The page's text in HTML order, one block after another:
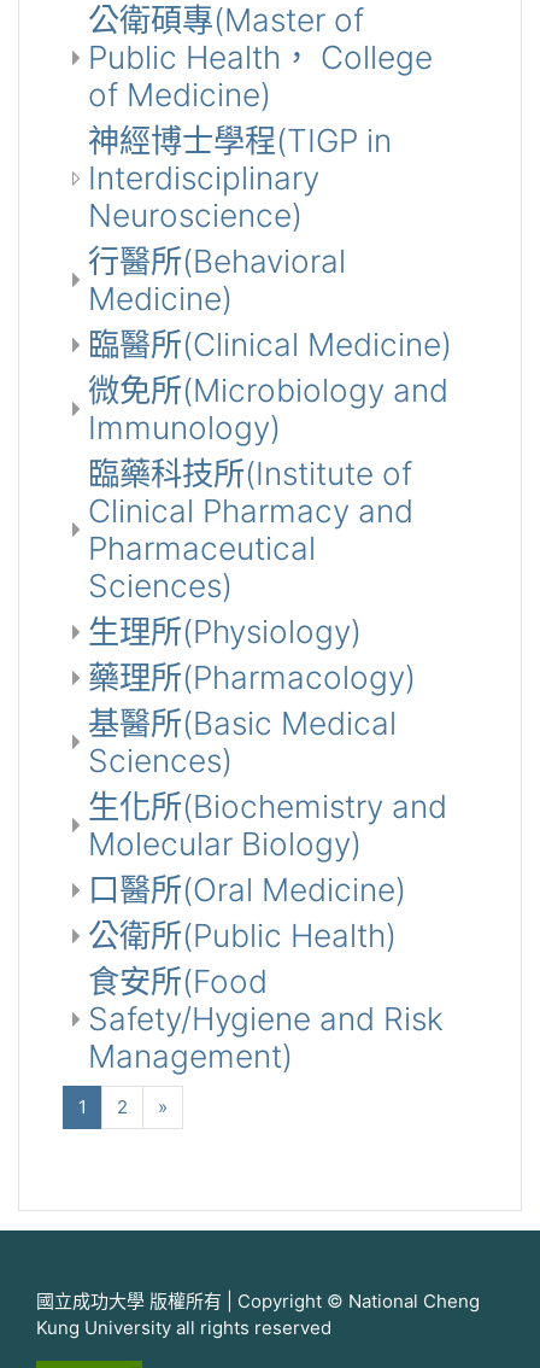
公衛碩專(Master of
Public Health， College
of Medicine)
神經博士學程(TIGP in
Interdisciplinary
Neuroscience)
行醫所(Behavioral
Medicine)
臨醫所(Clinical Medicine)
微免所(Microbiology and
Immunology)
臨藥科技所(Institute of
Clinical Pharmacy and
Pharmaceutical
Sciences)
生理所(Physiology)
藥理所(Pharmacology)
基醫所(Basic Medical
Sciences)
生化所(Biochemistry and
Molecular Biology)
口醫所(Oral Medicine)
公衛所(Public Health)
食安所(Food
Safety/Hygiene and Risk
Management)
1 (current)
2 »
國立成功大學 版權所有 | Copyright © National Cheng
Kung University all rights reserved